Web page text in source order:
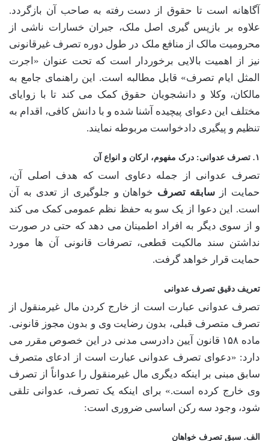
آگاهانه است تا حقوق از دست رفته به صاحب آن بازگردد.
علاوه بر بازپس گیری اصل ملک، جبران خسارات ناشی از
محرومیت مالک از منافع ملک در طول دوره تصرف غیرقانونی
نیز از اهمیت بالایی برخوردار است که تحت عنوان «اجرت
المثل ایام تصرف» قابل مطالبه است. این راهنمای جامع به
مالکان، وکلا و دانشجویان حقوق کمک می کند تا با زوایای
مختلف این دعوای پیچیده آشنا شده و با دانش کافی، اقدام به
تنظیم و پیگیری دادخواست مربوطه نمایند.
۱. تصرف عدوانی: درک مفهوم، ارکان و انواع آن
تصرف عدوانی از جمله دعاوی است که هدف اصلی آن،
حمایت از سابقه تصرف خواهان و جلوگیری از تعدی به آن
است. این دعوا از یک سو به حفظ نظم عمومی کمک می کند
و از سوی دیگر به افراد اطمینان می دهد که حتی در صورت
نداشتن سند مالکیت قطعی، تصرفات قانونی آن ها مورد
حمایت قرار خواهد گرفت.
تعریف دقیق تصرف عدوانی
تصرف عدوانی عبارت است از خارج کردن مال غیرمنقول از
تصرف متصرف قبلی، بدون رضایت وی و بدون مجوز قانونی.
ماده ۱۵۸ قانون آیین دادرسی مدنی در این خصوص مقرر می
دارد: «دعوای تصرف عدوانی عبارت است از ادعای متصرف
سابق مبنی بر اینکه دیگری مال غیرمنقول را عدواناً از تصرف
وی خارج کرده است.» برای اینکه یک تصرف، عدوانی تلقی
شود، وجود سه رکن اساسی ضروری است:
الف. سبق تصرف خواهان